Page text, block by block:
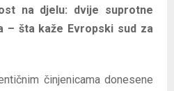
na djelu: dvije suprotne
– šta kaže Evropski sud za
činjenicama donesene